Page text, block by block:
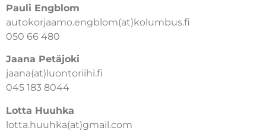
Pauli Engblom
autokorjaamo.engblom(at)kolumbus.fi
050 66 480
Jaana Petäjoki
jaana(at)luontoriihi.fi
045 183 8044
Lotta Huuhka
lotta.huuhka(at)gmail.com